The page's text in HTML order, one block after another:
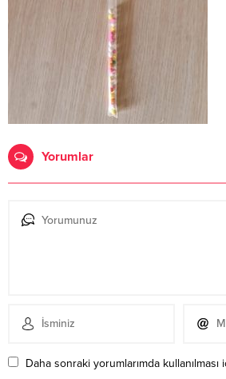
Yorumlar
Daha sonraki yorumlarımda